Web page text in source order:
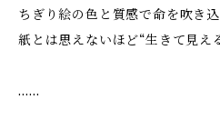
ちぎり絵の色と質感で命を吹き込
紙とは思えないほど“生きて見え
……